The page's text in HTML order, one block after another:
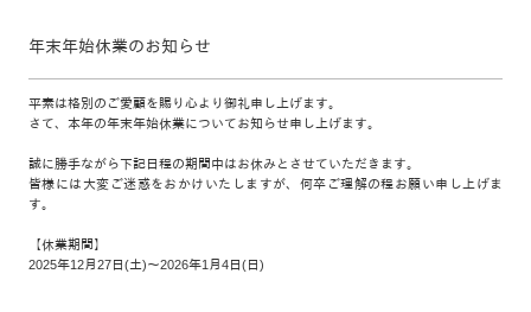
年末年始休業のお知らせ
平素は格別のご愛顧を賜り心より御礼申し上げます。
さて、本年の年末年始休業についてお知らせ申し上げます。
誠に勝手ながら下記日程の期間中はお休みとさせていただきます。
皆様には大変ご迷惑をおかけいたしますが、何卒ご理解の程お願い申し上げま
す。
【休業期間】
2025年12月27日(土)～2026年1月4日(日)